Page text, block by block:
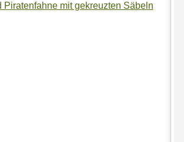
Piratenfahne mit gekreuzten Säbeln